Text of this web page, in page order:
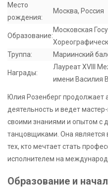
Место
рождения:
Москва, Россия
Образование:
Московская
Труппа:
Мариинский
Награды:
Лауреат XVIII
имени Василия
Юлия Розенберг продолжает
деятельность и ведет
своими знаниями и опытом с
танцовщиками. Она
тех, кто мечтает стать
исполнителем на
Образование и